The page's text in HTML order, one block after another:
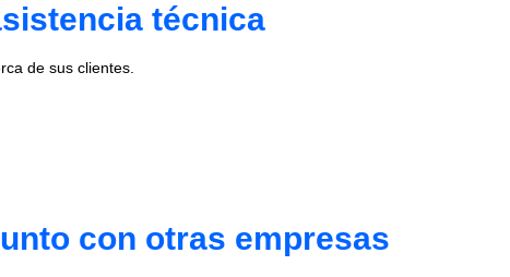
técnica
de sus clientes.
con otras empresas